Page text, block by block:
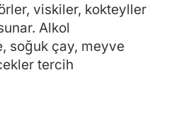
viskiler, kokteyller
Alkol
soğuk çay, meyve
tercih